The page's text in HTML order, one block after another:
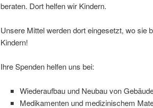
beraten. Dort helfen wir Kindern.
Unsere Mittel werden dort eingesetzt, wo sie
Kindern!
Ihre Spenden helfen uns bei:
Wiederaufbau und Neubau von
Medikamenten und medizinischem